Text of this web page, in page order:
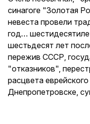
синагоге "Золотая
невеста провели
год…
шестьдесят лет
пережив СССР,
"отказников",
расцвета
Днепропетровске,